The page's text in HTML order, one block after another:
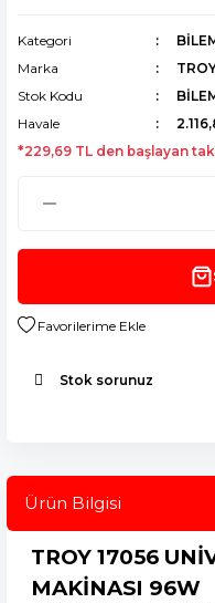
Kategori
Marka
Stok Kodu
Havale
*229,69 TL den başlayan
Stok sorunuz
Ürün Bilgisi
TROY 17056
MAKİNASI 96W